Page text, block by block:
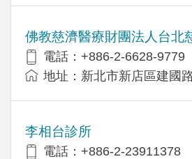
佛教慈濟醫療財團法人台北
電話：+886-2-6628-9779
地址：新北市新店區建國
李相台診所
電話：+886-2-23911378